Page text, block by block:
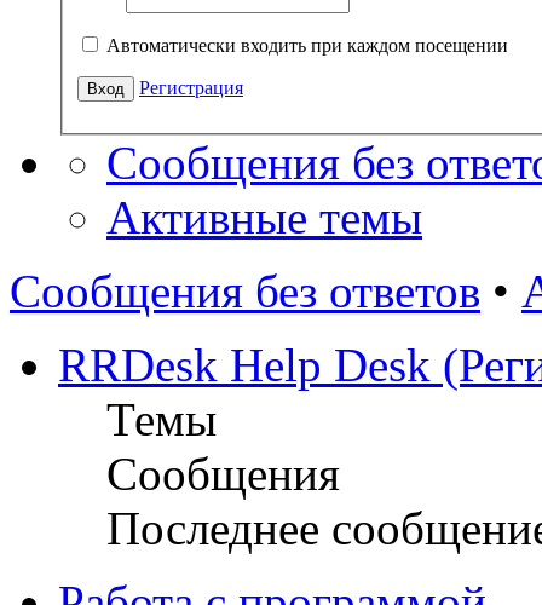
Автоматически входить при каждом посещении
Регистрация
Сообщения без
Активные темы
Сообщения без ответов •
RRDesk Help Desk
Темы
Сообщения
Последнее